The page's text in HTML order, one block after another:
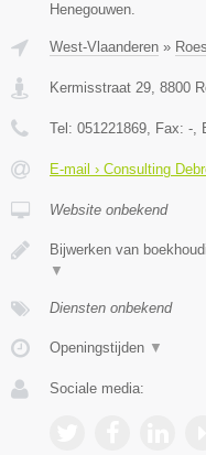
Henegouwen.
West-Vlaanderen »
Kermisstraat 29, 8800
Tel: 051221869, Fax: -,
E-mail › Consulting
Website onbekend
Bijwerken van
▼
Diensten onbekend
Openingstijden ▼
Sociale media: